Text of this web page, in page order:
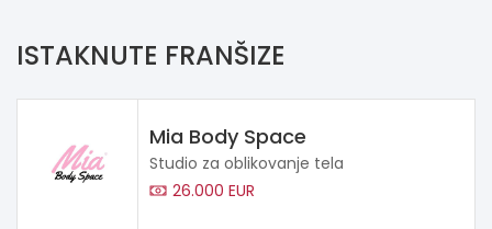
ISTAKNUTE FRANŠIZE
Mia Body Space
Studio za oblikovanje tela
26.000 EUR